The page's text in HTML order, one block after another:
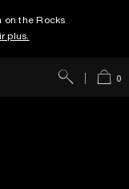
on the Rocks
plus.
0
Rechercher